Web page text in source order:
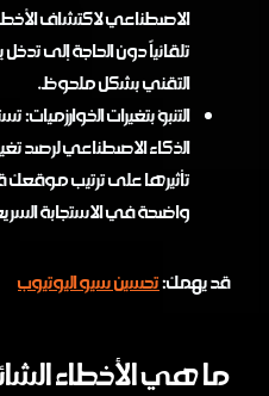
الاصطناعي لاكتشاف
تلقائياً دون الحاجة إلى
التقني بشكل ملحوظ.
الذكاء الاصطناعي لرصد
تأثيرها على ترتيب موقعك
واضحة في الاستجابة
قد يهمك:تحسين سيو اليوتيوب
ما هي الأخطاء